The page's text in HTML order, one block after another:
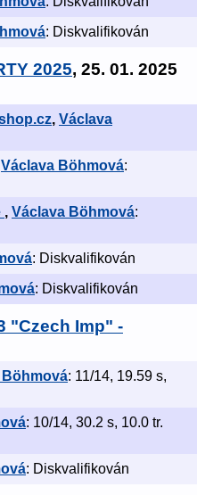
: Diskvalifikován
2025, 25. 01. 2025
, Václava
Václava Böhmová:
, Václava Böhmová:
: Diskvalifikován
: Diskvalifikován
"Czech Imp" -
: 11/14, 19.59 s,
: 10/14, 30.2 s, 10.0 tr.
: Diskvalifikován